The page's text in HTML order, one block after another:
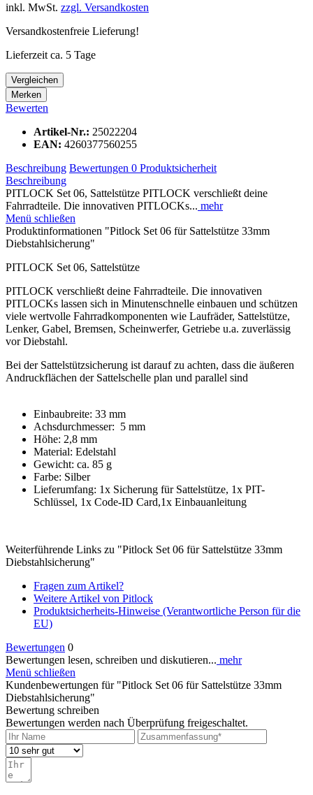
inkl. MwSt. zzgl. Versandkosten
Versandkostenfreie Lieferung!
Lieferzeit ca. 5 Tage
Vergleichen
Merken
Bewerten
Artikel-Nr.: 25022204
EAN: 4260377560255
Beschreibung Bewertungen 0 Produktsicherheit
Beschreibung
PITLOCK Set 06, Sattelstütze PITLOCK verschließt deine
Fahrradteile. Die innovativen PITLOCKs... mehr
Menü schließen
Produktinformationen "Pitlock Set 06 für Sattelstütze 33mm
Diebstahlsicherung"
PITLOCK Set 06, Sattelstütze
PITLOCK verschließt deine Fahrradteile. Die innovativen
PITLOCKs lassen sich in Minutenschnelle einbauen und schützen
viele wertvolle Fahrradkomponenten wie Laufräder, Sattelstütze,
Lenker, Gabel, Bremsen, Scheinwerfer, Getriebe u.a. zuverlässig
vor Diebstahl.
Bei der Sattelstützsicherung ist darauf zu achten, dass die äußeren
Andruckflächen der Sattelschelle plan und parallel sind
Einbaubreite: 33 mm
Achsdurchmesser: 5 mm
Höhe: 2,8 mm
Material: Edelstahl
Gewicht: ca. 85 g
Farbe: Silber
Lieferumfang: 1x Sicherung für Sattelstütze, 1x PIT-
Schlüssel, 1x Code-ID Card,1x Einbauanleitung
Weiterführende Links zu "Pitlock Set 06 für Sattelstütze 33mm
Diebstahlsicherung"
Fragen zum Artikel?
Weitere Artikel von Pitlock
Produktsicherheits-Hinweise (Verantwortliche Person für die
EU)
Bewertungen 0
Bewertungen lesen, schreiben und diskutieren... mehr
Menü schließen
Kundenbewertungen für "Pitlock Set 06 für Sattelstütze 33mm
Diebstahlsicherung"
Bewertung schreiben
Bewertungen werden nach Überprüfung freigeschaltet.